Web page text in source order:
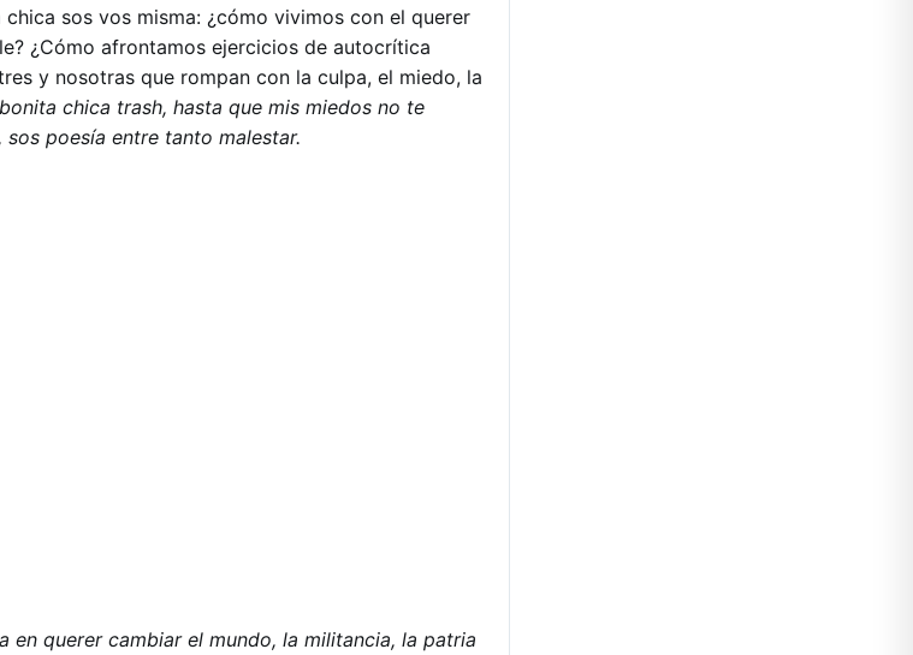
sos vos misma: ¿cómo vivimos con el querer
¿Cómo afrontamos ejercicios de autocrítica
y nosotras que rompan con la culpa, el miedo, la
chica trash, hasta que mis miedos no te
poesía entre tanto malestar.
en querer cambiar el mundo, la militancia, la patria